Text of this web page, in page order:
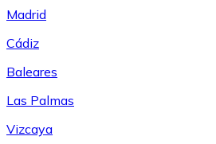
Madrid
Cádiz
Baleares
Las Palmas
Vizcaya